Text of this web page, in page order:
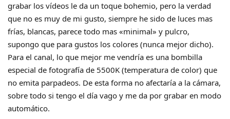
grabar los vídeos le da un toque bohemio, pero la verdad
que no es muy de mi gusto, siempre he sido de luces mas
frías, blancas, parece todo mas «minimal» y pulcro,
supongo que para gustos los colores (nunca mejor dicho).
Para el canal, lo que mejor me vendría es una bombilla
especial de fotografía de 5500K (temperatura de color) que
no emita parpadeos. De esta forma no afectaría a la cámara,
sobre todo si tengo el día vago y me da por grabar en modo
automático.